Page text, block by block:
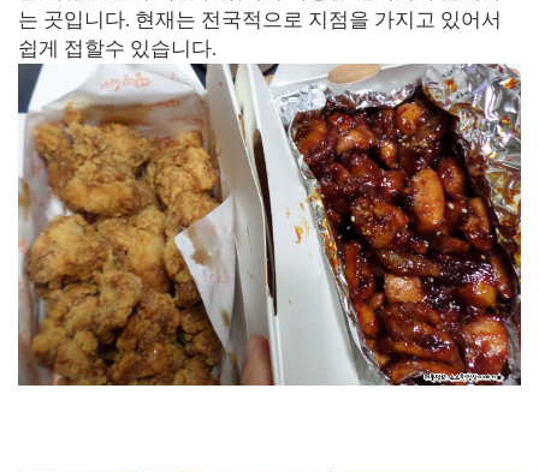
는 곳입니다. 현재는 전국적으로 지점을 가지고 있어서
쉽게 접할수 있습니다.